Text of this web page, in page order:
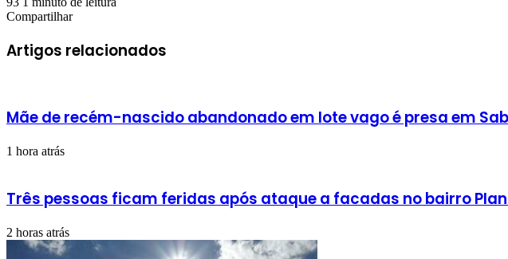
e-
Facebook
X
Linkedin
Skype
Messenger
Messenger
WhatsApp
Telegram
Compartilhar
via
e-
Artigos relacionados
Mãe de recém-nascido abandonado em lote vago é presa em
1 hora atrás
Três pessoas ficam feridas após ataque a facadas no bairro
2 horas atrás